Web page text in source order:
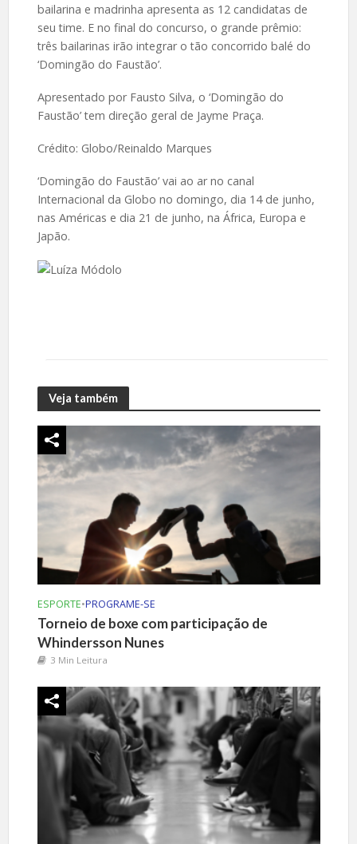
bailarina e madrinha apresenta as 12 candidatas de
seu time. E no final do concurso, o grande prêmio:
três bailarinas irão integrar o tão concorrido balé do
‘Domingão do Faustão’.
Apresentado por Fausto Silva, o ‘Domingão do
Faustão’ tem direção geral de Jayme Praça.
Crédito: Globo/Reinaldo Marques
‘Domingão do Faustão’ vai ao ar no canal
Internacional da Globo no domingo, dia 14 de junho,
nas Américas e dia 21 de junho, na África, Europa e
Japão.
Veja também
ESPORTE•PROGRAME-SE
Torneio de boxe com participação de
Whindersson Nunes
3 Min Leitura